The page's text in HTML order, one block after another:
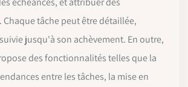
tâche peut être détaillée,
jusqu'à son achèvement. En outre,
des fonctionnalités telles que la
entre les tâches, la mise en